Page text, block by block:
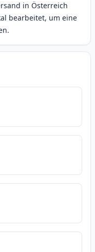
in Österreich
bearbeitet, um eine